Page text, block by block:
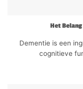
Het
Dementie is een
cognitieve